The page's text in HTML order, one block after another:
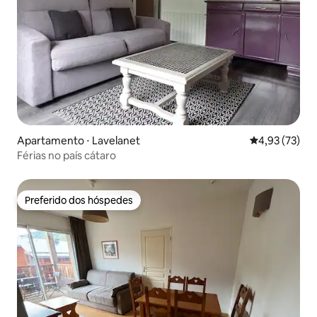
Apartamento ⋅ Lavelanet 4,93 de uma
4,93 (73)
Férias no país cátaro
Preferido dos hóspedes
Preferido dos hóspedes